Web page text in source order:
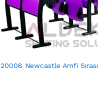
20008 Newcastle Amfi Sırası